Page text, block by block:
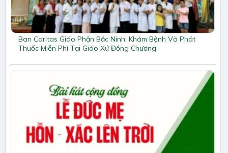
Ban Caritas Giáo Phận Bắc Ninh: Khám Bệnh Và Phát
Thuốc Miễn Phí Tại Giáo Xứ Đồng Chương